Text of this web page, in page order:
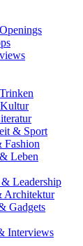
& Sport
Fashion
Leben
Leadership
Architektur
Gadgets
Interviews